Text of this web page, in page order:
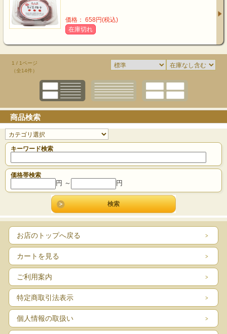
価格： 658円(税込)
在庫切れ
1 / 1ページ
（全14件）
商品検索
キーワード検索
価格帯検索
円 ～ 円
お店のトップへ戻る
カートを見る
ご利用案内
特定商取引法表示
個人情報の取扱い